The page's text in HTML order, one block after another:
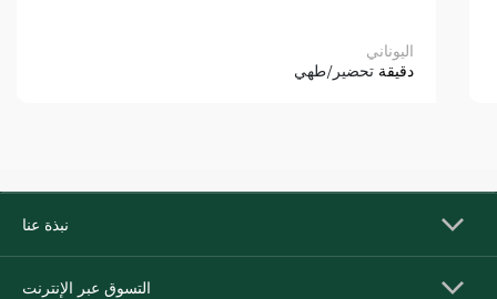
اليوناني
دقيقة تحضير/طهي
نبذة عنا
التسوق عبر الإنترنت